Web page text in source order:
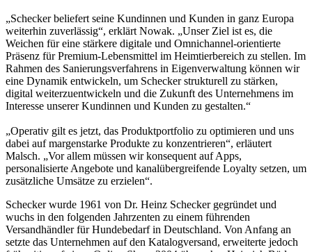
„Schecker beliefert seine Kundinnen und Kunden in ganz Europa
weiterhin zuverlässig“, erklärt Nowak. „Unser Ziel ist es, die
Weichen für eine stärkere digitale und Omnichannel-orientierte
Präsenz für Premium-Lebensmittel im Heimtierbereich zu stellen. Im
Rahmen des Sanierungsverfahrens in Eigenverwaltung können wir
eine Dynamik entwickeln, um Schecker strukturell zu stärken,
digital weiterzuentwickeln und die Zukunft des Unternehmens im
Interesse unserer Kundinnen und Kunden zu gestalten.“
„Operativ gilt es jetzt, das Produktportfolio zu optimieren und uns
dabei auf margenstarke Produkte zu konzentrieren“, erläutert
Malsch. „Vor allem müssen wir konsequent auf Apps,
personalisierte Angebote und kanalübergreifende Loyalty setzen, um
zusätzliche Umsätze zu erzielen“.
Schecker wurde 1961 von Dr. Heinz Schecker gegründet und
wuchs in den folgenden Jahrzenten zu einem führenden
Versandhändler für Hundebedarf in Deutschland. Von Anfang an
setzte das Unternehmen auf den Katalogversand, erweiterte jedoch